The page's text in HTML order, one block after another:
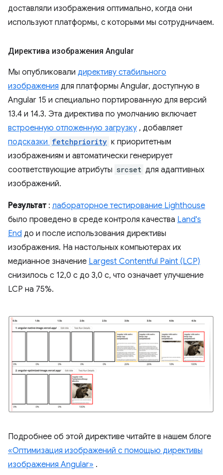
доставляли изображения оптимально, когда они
используют платформы, с которыми мы сотрудничаем.
Директива изображения Angular
Мы опубликовали директиву стабильного
изображения для платформы Angular, доступную в
Angular 15 и специально портированную для версий
13.4 и 14.3. Эта директива по умолчанию включает
встроенную отложенную загрузку , добавляет
подсказки fetchpriority к приоритетным
изображениям и автоматически генерирует
соответствующие атрибуты srcset для адаптивных
изображений.
Результат: лабораторное тестирование Lighthouse
было проведено в среде контроля качества Land's
End до и после использования директивы
изображения. На настольных компьютерах их
медианное значение Largest Contentful Paint (LCP)
снизилось с 12,0 с до 3,0 с, что означает улучшение
LCP на 75%.
Подробнее об этой директиве читайте в нашем блоге
«Оптимизация изображений с помощью директивы
изображения Angular» .